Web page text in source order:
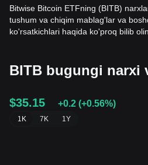
Bitwise Bitcoin ETFning (BITB)
tushum va chiqim mablag'lar va
ko'rsatkichlari haqida ko'proq bilib
BITB bugungi narxi
$35.15 +0.2 (+0.56%)
1K 7K 1Y